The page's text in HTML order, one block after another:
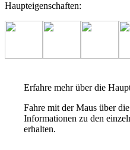
Haupteigenschaften:
Erfahre mehr über die
Fahre mit der Maus über
Informationen zu den
erhalten.